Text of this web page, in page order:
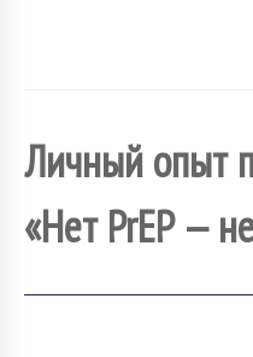
Личный опыт
«Нет PrEP —